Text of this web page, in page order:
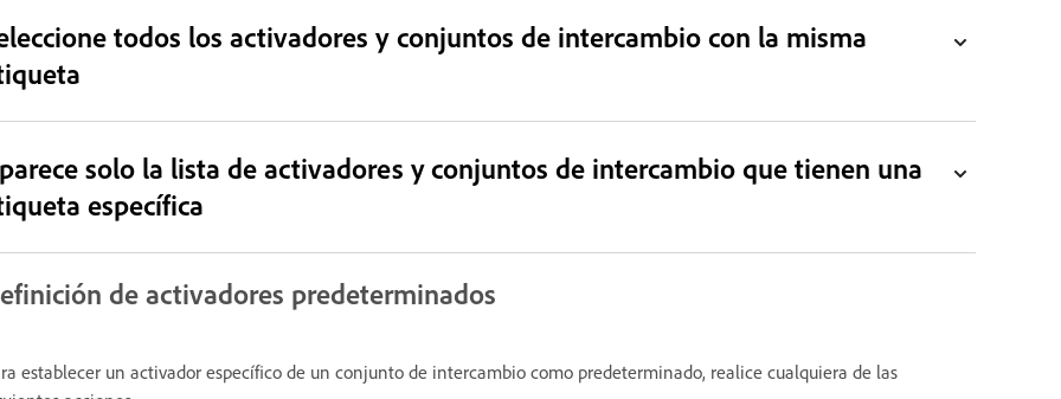
todos los activadores y conjuntos de intercambio con la misma
solo la lista de activadores y conjuntos de intercambio que tienen una
específica
de activadores predeterminados
establecer un activador específico de un conjunto de intercambio como predeterminado, realice cualquiera de las